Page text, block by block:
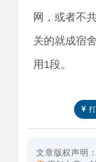
网，或者不
关的就成宿
用1段。
文章版权声明